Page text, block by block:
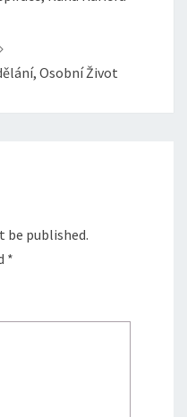
Osobní Život
be published.
*